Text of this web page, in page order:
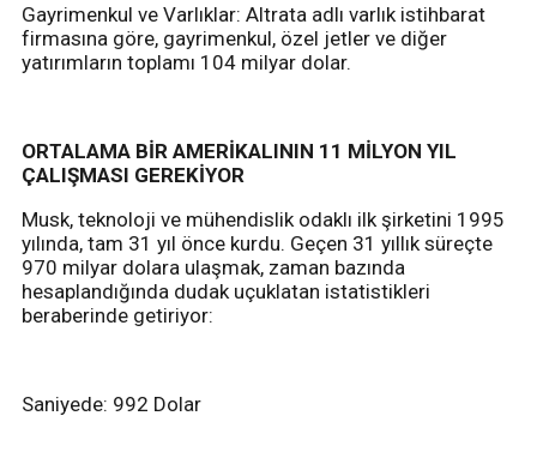
Gayrimenkul ve Varlıklar: Altrata adlı varlık istihbarat
firmasına göre, gayrimenkul, özel jetler ve diğer
yatırımların toplamı 104 milyar dolar.
ORTALAMA BİR AMERİKALININ 11 MİLYON YIL
ÇALIŞMASI GEREKİYOR
Musk, teknoloji ve mühendislik odaklı ilk şirketini 1995
yılında, tam 31 yıl önce kurdu. Geçen 31 yıllık süreçte
970 milyar dolara ulaşmak, zaman bazında
hesaplandığında dudak uçuklatan istatistikleri
beraberinde getiriyor:
Saniyede: 992 Dolar